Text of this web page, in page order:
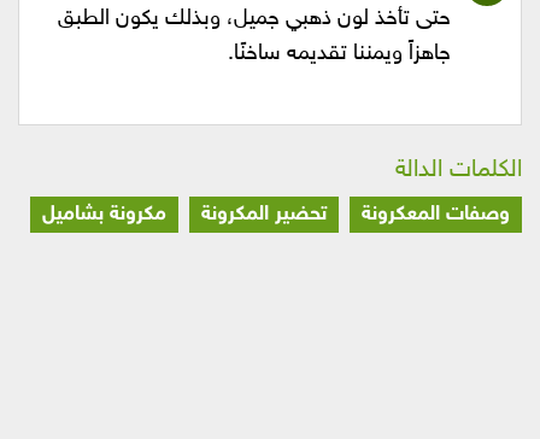
حتى تأخذ لون ذهبي جميل، وبذلك يكون الطبق
جاهزاً ويمننا تقديمه ساخنًا.
الكلمات الدالة
وصفات المعكرونة تحضير المكرونة مكرونة بشاميل